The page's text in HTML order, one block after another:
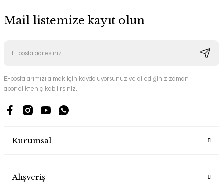
Mail listemize kayıt olun
E-postalarımızı almak için kaydoluyorsunuz ve dilediğiniz zaman
abonelikten çıkabilirsiniz.
Kurumsal
Alışveriş